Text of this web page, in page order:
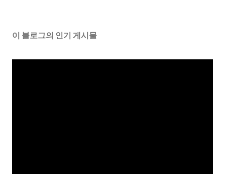
이 블로그의 인기 게시물